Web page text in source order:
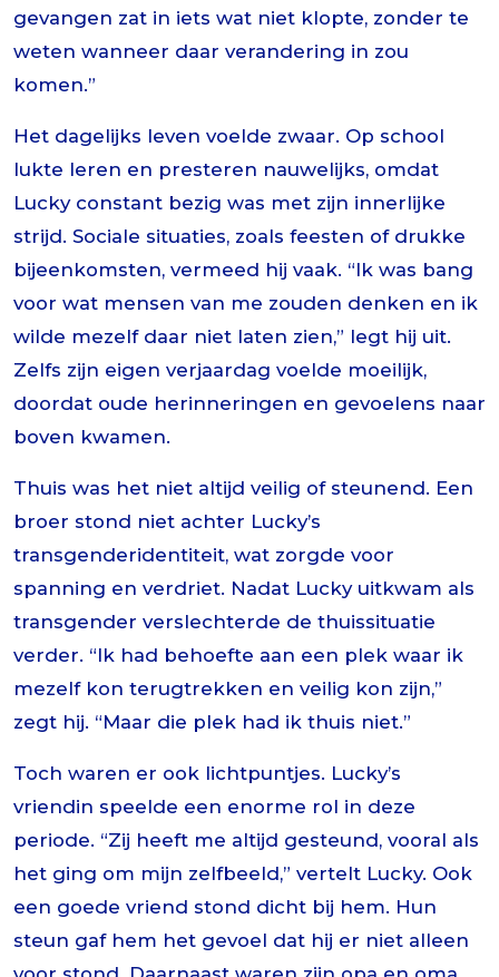
gevangen zat in iets wat niet klopte, zonder te
weten wanneer daar verandering in zou
komen.”
Het dagelijks leven voelde zwaar. Op school
lukte leren en presteren nauwelijks, omdat
Lucky constant bezig was met zijn innerlijke
strijd. Sociale situaties, zoals feesten of drukke
bijeenkomsten, vermeed hij vaak. “Ik was bang
voor wat mensen van me zouden denken en ik
wilde mezelf daar niet laten zien,” legt hij uit.
Zelfs zijn eigen verjaardag voelde moeilijk,
doordat oude herinneringen en gevoelens naar
boven kwamen.
Thuis was het niet altijd veilig of steunend. Een
broer stond niet achter Lucky’s
transgenderidentiteit, wat zorgde voor
spanning en verdriet. Nadat Lucky uitkwam als
transgender verslechterde de thuissituatie
verder. “Ik had behoefte aan een plek waar ik
mezelf kon terugtrekken en veilig kon zijn,”
zegt hij. “Maar die plek had ik thuis niet.”
Toch waren er ook lichtpuntjes. Lucky’s
vriendin speelde een enorme rol in deze
periode. “Zij heeft me altijd gesteund, vooral als
het ging om mijn zelfbeeld,” vertelt Lucky. Ook
een goede vriend stond dicht bij hem. Hun
steun gaf hem het gevoel dat hij er niet alleen